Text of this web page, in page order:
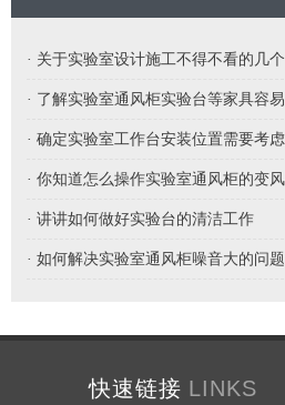
· 讲讲如何做好实验台的清洁工作
· 如何解决实验室通风柜噪音大的问题
快速链接 LINKS